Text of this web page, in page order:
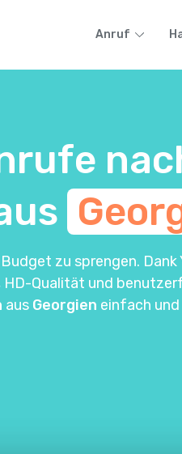
Anruf
zu sprengen. Dank
Qualität und
aus Georgien einfach und